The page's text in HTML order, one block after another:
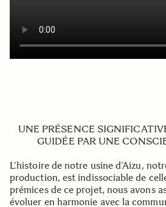
UNE PRÉSENCE
GUIDÉE PAR UNE
L’histoire de notre usine d’Aizu,
production, est indissociable de
prémices de ce projet, nous avons
évoluer en harmonie avec la